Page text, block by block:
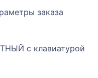
заказа
с клавиатурой